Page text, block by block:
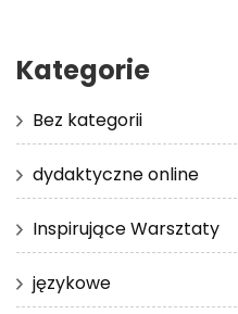
Kategorie
Bez kategorii
dydaktyczne online
Inspirujące Warsztaty
językowe